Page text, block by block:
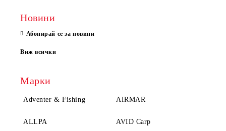
Новини
Абонирай се за новини
Виж всички
Марки
Adventer & Fishing AIRMAR
ALLPA AVID Carp